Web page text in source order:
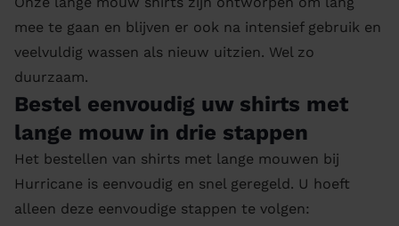
mee te gaan en blijven er ook na intensief gebruik en
veelvuldig wassen als nieuw uitzien. Wel zo
duurzaam.
Bestel eenvoudig uw shirts met
lange mouw in drie stappen
Het bestellen van shirts met lange mouwen bij
Hurricane is eenvoudig en snel geregeld. U hoeft
alleen deze eenvoudige stappen te volgen: